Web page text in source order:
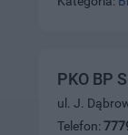
PKO BP
ul. J.
Telefon: